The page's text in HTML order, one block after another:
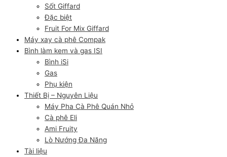
Sốt Giffard
Đặc biệt
Fruit For Mix Giffard
Máy xay cà phê Compak
Bình làm kem và gas ISI
Bình iSi
Gas
Phụ kiện
Thiết Bị – Nguyên Liệu
Máy Pha Cà Phê Quán Nhỏ
Cà phê Eli
Ami Fruity
Lò Nướng Đa Năng
Tài liệu